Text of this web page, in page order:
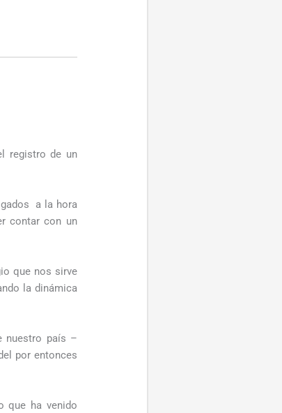
registro de un
a la hora
contar con un
que nos sirve
la dinámica
nuestro país –
por entonces
que ha venido